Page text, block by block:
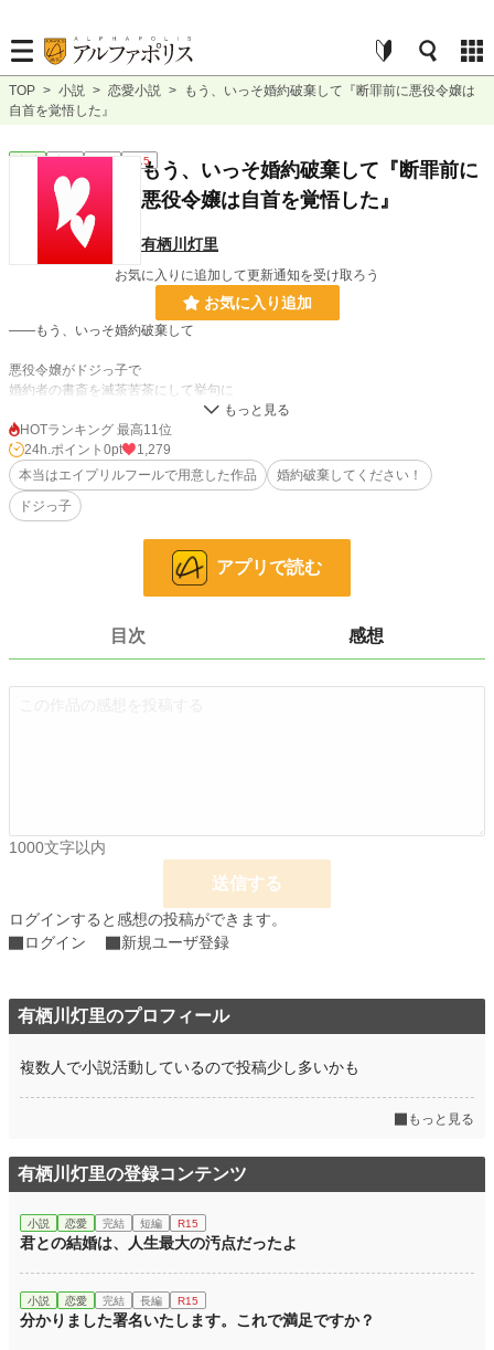
TOP > 小説 > 恋愛小説 >
もう、いっそ婚約破棄して『断罪前に悪役令嬢は
自首を覚悟した』
恋愛 完結 短編 R15もう、いっそ婚約破棄して『断罪前に
悪役令嬢は自首を覚悟した』
有栖川灯里
お気に入りに追加して更新通知を受け取ろう
お気に入り追加
――もう、いっそ婚約破棄して
悪役令嬢がドジっ子で
婚約者の書斎を滅茶苦茶にして挙句に
更には毒のポーションを飲ませてしまうなど
断罪前に悪役令嬢は自首を覚悟したお話です。
小説
66,362 位 / 66,362 件
0 pt
133 pt (59,781 位)
65,595 pt (8,475 位)
累計ポイント 65,609 pt (38,498 位)
HOTランキング 最高11位
24h.ポイント 0pt
1,279
本当はエイプリルフールで用意した作品
婚約破棄してください！
ドジっ子
アプリで読む
目次 感想
1000文字以内
送信する
ログインすると感想の投稿ができます。
ログイン
新規ユーザ登録
有栖川灯里のプロフィール
複数人で小説活動しているので投稿少し多いかも
もっと見る
有栖川灯里の登録コンテンツ
小説 恋愛 完結 短編 R15
君との結婚は、人生最大の汚点だったよ
小説 恋愛 完結 長編 R15
分かりました署名いたします。これで満足ですか？